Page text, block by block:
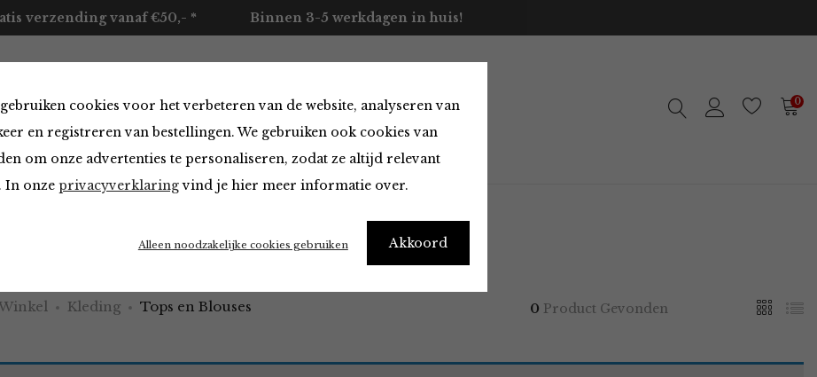
cookies voor het verbeteren van de website, analyseren van
en registreren van bestellingen. We gebruiken ook cookies van
om onze advertenties te personaliseren, zodat ze altijd relevant
In onze privacyverklaringvind je hier meer informatie over.
Akkoord
Alleen noodzakelijke cookies gebruiken
verzending vanaf €50,- * Binnen 3-5 werkdagen in huis!
Accessoires Merken Over ons Contact 0
Blouses
Kleding Tops en Blouses 0 Product Gevonden